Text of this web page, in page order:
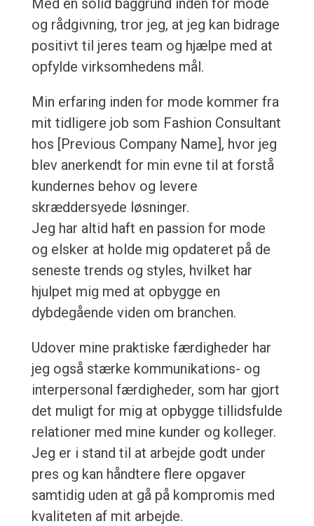
Med en solid baggrund inden for mode
og rådgivning, tror jeg, at jeg kan bidrage
positivt til jeres team og hjælpe med at
opfylde virksomhedens mål.
Min erfaring inden for mode kommer fra
mit tidligere job som Fashion Consultant
hos [Previous Company Name], hvor jeg
blev anerkendt for min evne til at forstå
kundernes behov og levere
skræddersyede løsninger.
Jeg har altid haft en passion for mode
og elsker at holde mig opdateret på de
seneste trends og styles, hvilket har
hjulpet mig med at opbygge en
dybdegående viden om branchen.
Udover mine praktiske færdigheder har
jeg også stærke kommunikations- og
interpersonal færdigheder, som har gjort
det muligt for mig at opbygge tillidsfulde
relationer med mine kunder og kolleger.
Jeg er i stand til at arbejde godt under
pres og kan håndtere flere opgaver
samtidig uden at gå på kompromis med
kvaliteten af mit arbejde.